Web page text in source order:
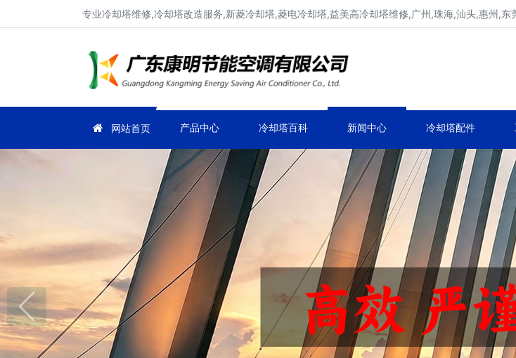
专业冷却塔维修,冷却塔改造服务,新菱冷却塔,菱电冷却塔,益美高冷却塔维修,广州,珠海,汕头,惠州,
网站首页 产品中心 冷却塔百科 新闻中心 冷却塔配件